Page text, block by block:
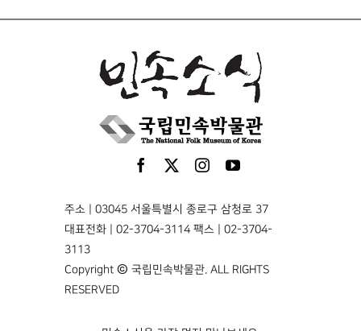
주소 | 03045 서울특별시 종로구 삼청로 37
대표전화 | 02-3704-3114 팩스 | 02-3704-
3113
Copyright © 국립민속박물관. ALL RIGHTS
RESERVED